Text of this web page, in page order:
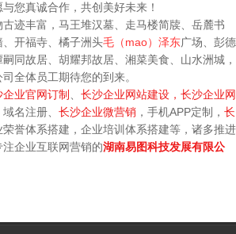
您真诚合作，共创美好未来！
迹丰富，马王堆汉墓、走马楼简牍、岳麓书
开福寺、橘子洲头毛（mao）泽东广场、彭德
同故居、胡耀邦故居、湘菜美食、山水洲城，
全体员工期待您的到来。
企业官网订制 、 长沙企业网站建设， 长沙企业网
名注册、 长沙企业微营销 ，手机APP定制， 长
荣誉体系搭建，企业培训体系搭建等，诸多推进
企业互联网营销的湖南易图科技发展有限公